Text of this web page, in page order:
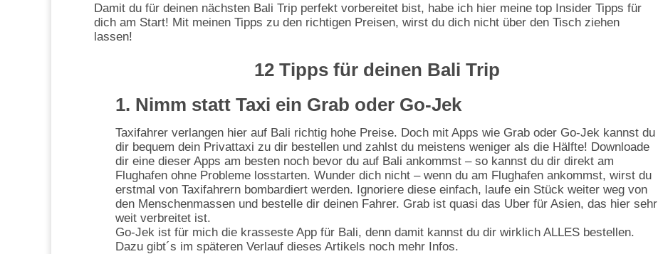
Damit du für deinen nächsten Bali Trip perfekt vorbereitet bist, habe ich hier meine top Insider Tipps für
dich am Start! Mit meinen Tipps zu den richtigen Preisen, wirst du dich nicht über den Tisch ziehen
lassen!
12 Tipps für deinen Bali Trip
1. Nimm statt Taxi ein Grab oder Go-Jek
Taxifahrer verlangen hier auf Bali richtig hohe Preise. Doch mit Apps wie Grab oder Go-Jek kannst du
dir bequem dein Privattaxi zu dir bestellen und zahlst du meistens weniger als die Hälfte! Downloade
dir eine dieser Apps am besten noch bevor du auf Bali ankommst – so kannst du dir direkt am
Flughafen ohne Probleme losstarten. Wunder dich nicht – wenn du am Flughafen ankommst, wirst du
erstmal von Taxifahrern bombardiert werden. Ignoriere diese einfach, laufe ein Stück weiter weg von
den Menschenmassen und bestelle dir deinen Fahrer. Grab ist quasi das Uber für Asien, das hier sehr
weit verbreitet ist.
Go-Jek ist für mich die krasseste App für Bali, denn damit kannst du dir wirklich ALLES bestellen.
Dazu gibt´s im späteren Verlauf dieses Artikels noch mehr Infos.